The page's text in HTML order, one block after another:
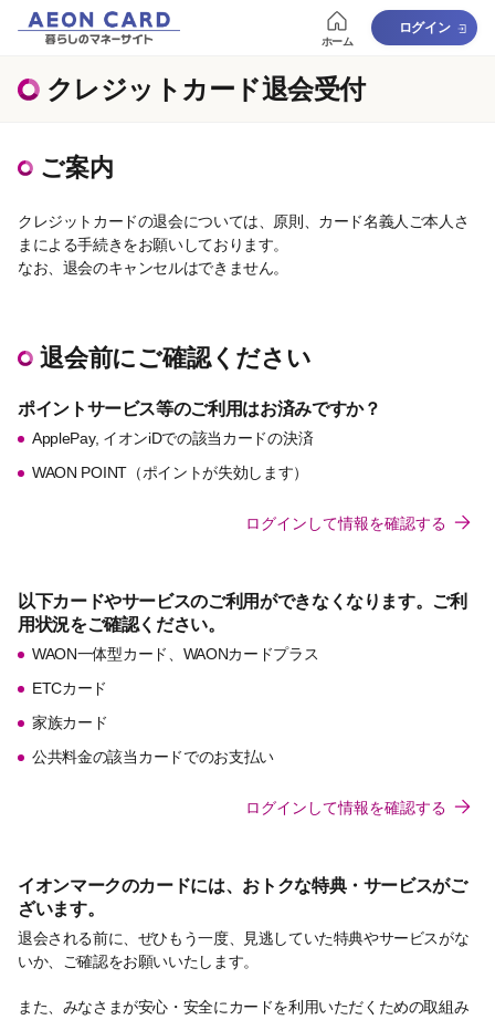
ホーム
ログイン
クレジットカード退会受付
ご案内
クレジットカードの退会については、原則、カード名義人ご本人さ
まによる手続きをお願いしております。
なお、退会のキャンセルはできません。
退会前にご確認ください
ポイントサービス等のご利用はお済みですか？
ApplePay, イオンiDでの該当カードの決済
WAON POINT（ポイントが失効します）
ログインして情報を確認する
以下カードやサービスのご利用ができなくなります。ご利
用状況をご確認ください。
WAON一体型カード、WAONカードプラス
ETCカード
家族カード
公共料金の該当カードでのお支払い
ログインして情報を確認する
イオンマークのカードには、おトクな特典・サービスがご
ざいます。
退会される前に、ぜひもう一度、見逃していた特典やサービスがな
いか、ご確認をお願いいたします。
また、みなさまが安心・安全にカードを利用いただくための取組み